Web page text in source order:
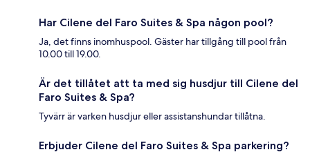
Har Cilene del Faro Suites & Spa någon pool?
Ja, det finns inomhuspool. Gäster har tillgång till pool från
10.00 till 19.00.
Är det tillåtet att ta med sig husdjur till Cilene del
Faro Suites & Spa?
Tyvärr är varken husdjur eller assistanshundar tillåtna.
Erbjuder Cilene del Faro Suites & Spa parkering?